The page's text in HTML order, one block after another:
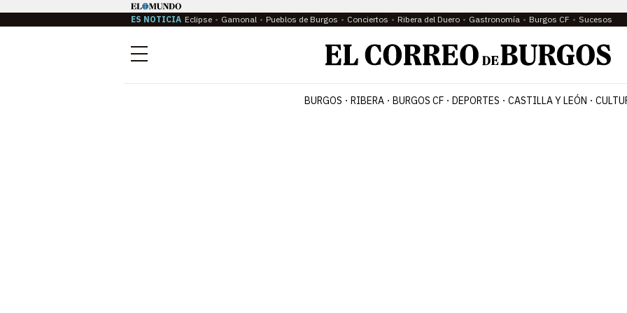
ES NOTICIA Eclipse Gamonal Pueblos de Burgos Conciertos Ribera del Duero Gastronomía Burgos CF Sucesos
Menú
BURGOS RIBERA BURGOS CF DEPORTES CASTILLA Y LEÓN